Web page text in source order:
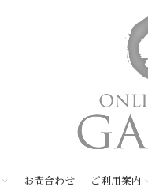
お問合わせ ご利用案内